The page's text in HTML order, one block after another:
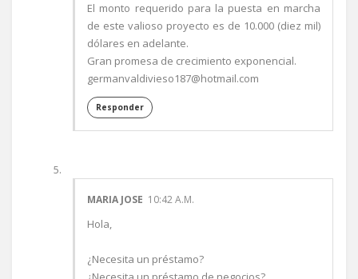
El monto requerido para la puesta en marcha
de este valioso proyecto es de 10.000 (diez mil)
dólares en adelante.
Gran promesa de crecimiento exponencial.
germanvaldivieso187@hotmail.com
Responder
MARIA JOSE 10:42 A.M.
Hola,
¿Necesita un préstamo?